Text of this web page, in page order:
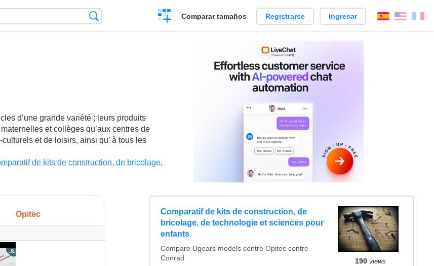
Crear
una
Comparar tamaños Registrarse Ingresar EspañolEnglish
d’une grande variété ; leurs produits
et collèges qu’aux centres de
et de loisirs, ainsi qu’ à tous les
de kits de construction, de bricolage,
Opitec
Comparatif de kits de construction, de
bricolage, de technologie et sciences pour
enfants
Compare Ugears models contre Opitec contre
Conrad
190 views